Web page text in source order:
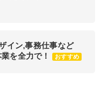
イン,事務仕事など
を全力で！
おすすめ